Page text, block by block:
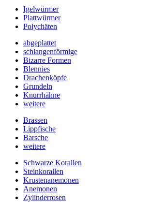
Igelwürmer
Plattwürmer
Polychäten
abgeplattet
schlangenförmige
Bizarre Formen
Blennies
Drachenköpfe
Grundeln
Knurrhähne
weitere
Brassen
Lippfische
Barsche
weitere
Schwarze Korallen
Steinkorallen
Krustenanemonen
Anemonen
Zylinderrosen